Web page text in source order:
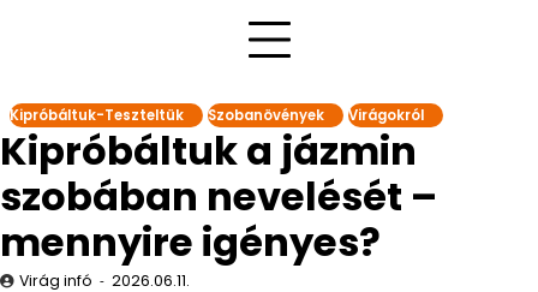
Kipróbáltuk-Teszteltük Szobanövények Virágokról
Kipróbáltuk a jázmin
szobában nevelését –
mennyire igényes?
Virág infó 2026.06.11.